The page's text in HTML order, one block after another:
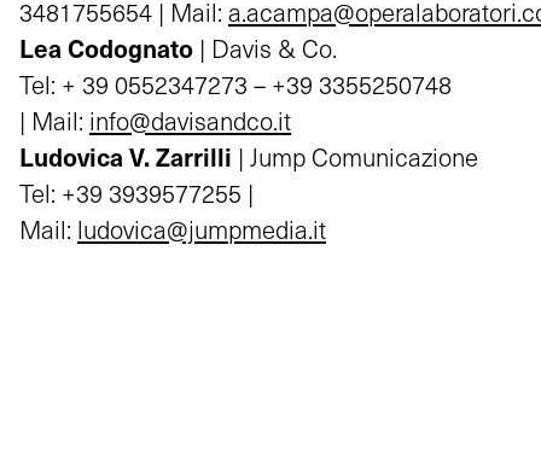
3481755654 | Mail:
Lea Codognato | Davis & Co.
Tel: + 39 0552347273 – +39 3355250748
| Mail: info@davisandco.it
Ludovica V. Zarrilli | Jump Comunicazione
Tel: +39 3939577255 |
Mail: ludovica@jumpmedia.it